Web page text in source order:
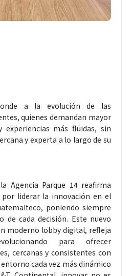
a la evolución de las
quienes demandan mayor
experiencias más fluidas, sin
y experta a lo largo de su
Agencia Parque 14 reafirma
liderar la innovación en el
poniendo siempre
cada decisión. Este nuevo
moderno lobby digital, refleja
para ofrecer
cercanas y consistentes con
cada vez más dinámico